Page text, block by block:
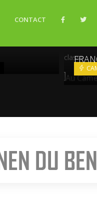
CONTACT
class=
AU
QUI